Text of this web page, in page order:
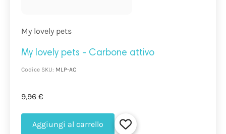
My lovely pets
My lovely pets - Carbone attivo
Codice SKU: MLP-AC
9,96 €
Aggiungi al carrello